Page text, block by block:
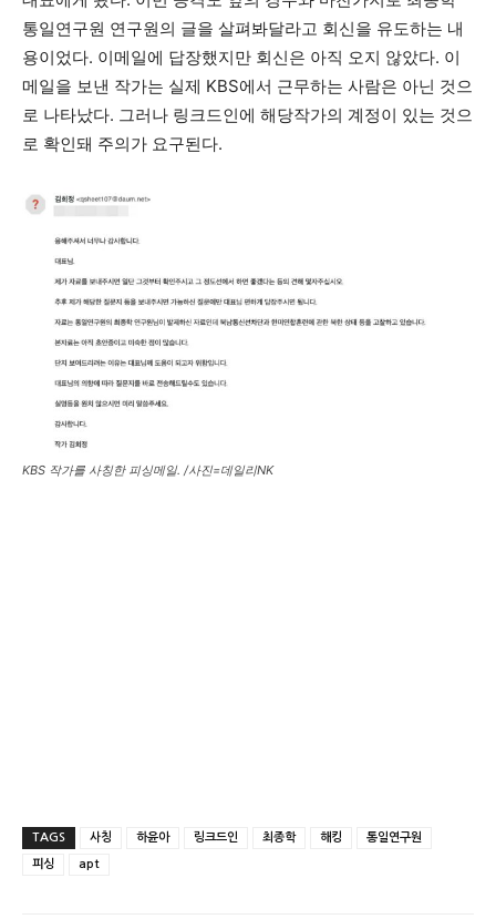
통일연구원 연구원의 글을 살펴봐달라고 회신을 유도하는 내
용이었다. 이메일에 답장했지만 회신은 아직 오지 않았다. 이
메일을 보낸 작가는 실제 KBS에서 근무하는 사람은 아닌 것으
로 나타났다. 그러나 링크드인에 해당작가의 계정이 있는 것으
로 확인돼 주의가 요구된다.
KBS 작가를 사칭한 피싱메일. /사진=데일리NK
TAGS 사칭 하윤아 링크드인 최종학 해킹 통일연구원
피싱 apt